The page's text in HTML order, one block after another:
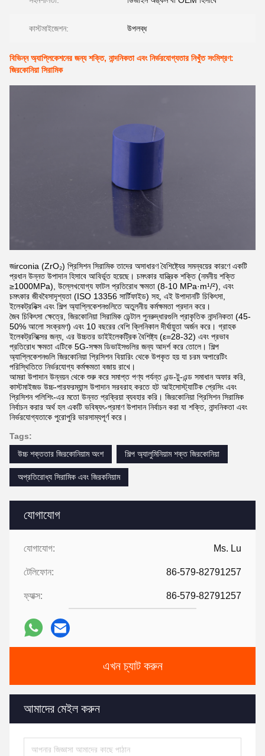
যোগাযোগ
যোগাযোগ: Ms. Lu
টেলিফোন: 86-579-82791257
ফ্যাক্স: 86-579-82791257
এখন চ্যাট করুন
আমাদের মেইল ​​করুন
কাস্টমাইজেশন: উপলব্ধ
বিভিন্ন অ্যাপ্লিকেশনের জন্য শক্তি, নান্দনিকতা এবং নির্ভরযোগ্যতার নিখুঁত সংমিশ্রণ:
জিরকোনিয়া সিরামিক
জirconia (ZrO₂) প্রিসিশন সিরামিক তাদের অসাধারণ বৈশিষ্ট্যের সমন্বয়ের কারণে একটি
প্রধান উন্নত উপাদান হিসাবে আবির্ভূত হয়েছে। চমৎকার যান্ত্রিক শক্তি (নমনীয় শক্তি
≥1000MPa), উল্লেখযোগ্য ফাটল প্রতিরোধ ক্ষমতা (8-10 MPa·m¹/²), এবং
চমৎকার জীববৈসাদৃশ্যতা (ISO 13356 সার্টিফাইড) সহ, এই উপাদানটি চিকিৎসা,
ইলেকট্রনিক্স এবং শিল্প অ্যাপ্লিকেশনগুলিতে অতুলনীয় কর্মক্ষমতা প্রদান করে।
জৈব চিকিৎসা ক্ষেত্রে, জিরকোনিয়া সিরামিক ডেন্টাল পুনরুদ্ধারগুলি প্রাকৃতিক নান্দনিকতা (45-
50% আলো সংক্রমণ) এবং 10 বছরের বেশি ক্লিনিকাল দীর্ঘায়ুতা অর্জন করে। গ্রাহক
ইলেকট্রনিক্সের জন্য, এর উচ্চতর ডাইইলেকট্রিক বৈশিষ্ট্য (ε=28-32) এবং প্রভাব
প্রতিরোধ ক্ষমতা এটিকে 5G-সক্ষম ডিভাইসগুলির জন্য আদর্শ করে তোলে। শিল্প
অ্যাপ্লিকেশনগুলি জিরকোনিয়া প্রিসিশন বিয়ারিং থেকে উপকৃত হয় যা চরম অপারেটিং
পরিস্থিতিতে নির্ভরযোগ্য কর্মক্ষমতা বজায় রাখে।
আমরা উপাদান উন্নয়ন থেকে শুরু করে সমাপ্ত পণ্য পর্যন্ত এন্ড-টু-এন্ড সমাধান অফার করি,
কাস্টমাইজড উচ্চ-পারফরম্যান্স উপাদান সরবরাহ করতে হট আইসোস্ট্যাটিক প্রেসিং এবং
প্রিসিশন পলিশিং-এর মতো উন্নত প্রক্রিয়া ব্যবহার করি। জিরকোনিয়া প্রিসিশন সিরামিক
নির্বাচন করার অর্থ হল একটি ভবিষ্যৎ-প্রমাণ উপাদান নির্বাচন করা যা শক্তি, নান্দনিকতা এবং
নির্ভরযোগ্যতাকে পুরোপুরি ভারসাম্যপূর্ণ করে।
Tags:
উচ্চ শক্ততার জিরকোনিয়াম অংশ
শিল্প অ্যালুমিনিয়াম শক্ত জিরকোনিয়া
অপ্রতিরোধ্য সিরামিক এবং জিরকনিয়াম